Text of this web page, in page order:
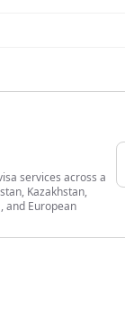
services across a
Kazakhstan,
and European